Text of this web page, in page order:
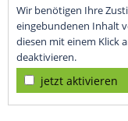
Wir benötigen Ihre
eingebundenen Inhalt
diesen mit einem Klick
deaktivieren.
jetzt aktivieren